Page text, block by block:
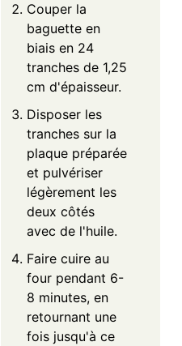
Couper la
baguette en
biais en 24
tranches de 1,25
cm d'épaisseur.
Disposer les
tranches sur la
plaque préparée
et pulvériser
légèrement les
deux côtés
avec de l'huile.
Faire cuire au
four pendant 6-
8 minutes, en
retournant une
fois jusqu'à ce